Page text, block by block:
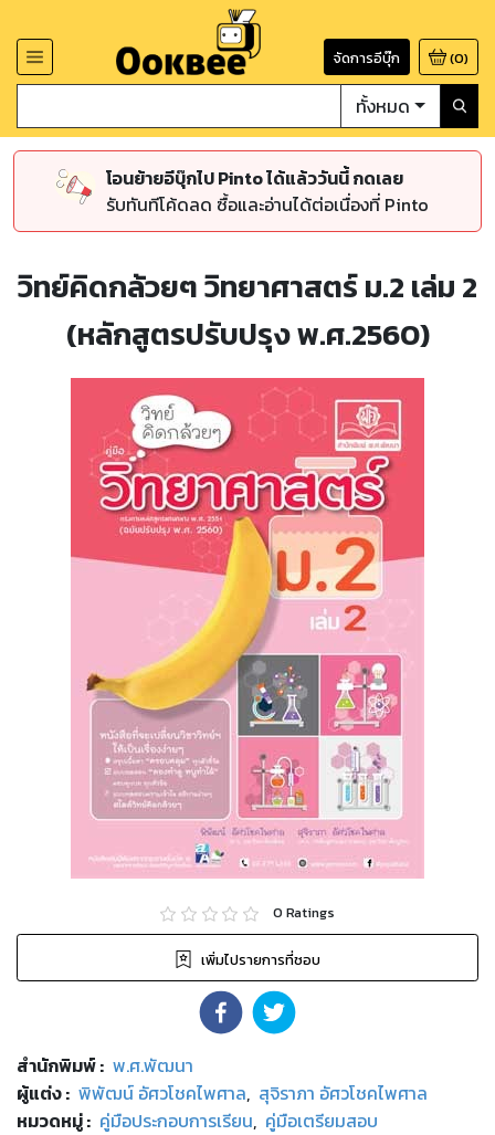
จัดการอีบุ๊ก (0)
ทั้งหมด
โอนย้ายอีบุ๊กไป Pinto ได้แล้ววันนี้ กดเลย
รับทันทีโค้ดลด ซื้อและอ่านได้ต่อเนื่องที่ Pinto
วิทย์คิดกล้วยๆ วิทยาศาสตร์ ม.2 เล่ม 2
(หลักสูตรปรับปรุง พ.ศ.2560)
0 Ratings
เพิ่มไปรายการที่ชอบ
สำนักพิมพ์: พ.ศ.พัฒนา
ผู้แต่ง : พิพัฒน์ อัศวโชคไพศาล, สุจิราภา อัศวโชคไพศาล
หมวดหมู่: คู่มือประกอบการเรียน, คู่มือเตรียมสอบ